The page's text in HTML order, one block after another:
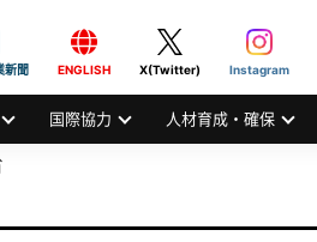
INC.
新聞 ENGLISH X(Twitter) Instagram
国際協力 人材育成・確保